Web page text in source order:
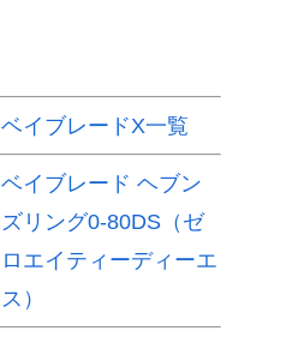
ベイブレードX一覧
ベイブレード ヘブン
ズリング0-80DS（ゼ
ロエイティーディーエ
ス）